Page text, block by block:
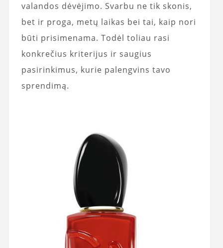
valandos dėvėjimo. Svarbu ne tik skonis,
bet ir proga, metų laikas bei tai, kaip nori
būti prisimenama. Todėl toliau rasi
konkrečius kriterijus ir saugius
pasirinkimus, kurie palengvins tavo
sprendimą.